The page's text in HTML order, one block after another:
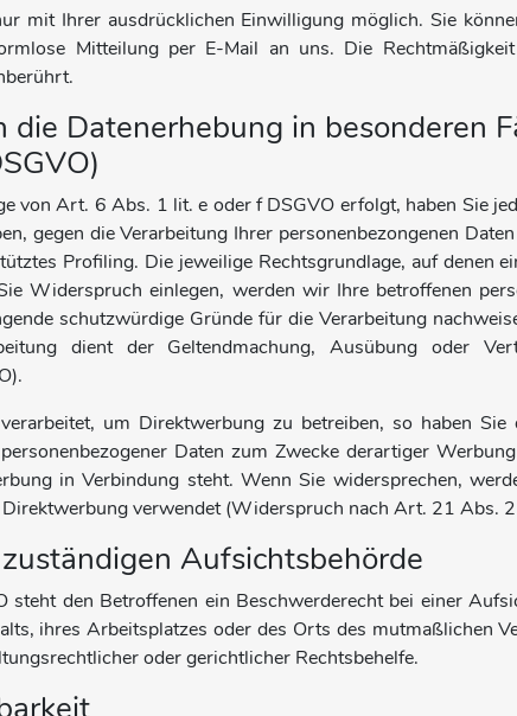
mit Ihrer ausdrücklichen Einwilligung möglich. Sie
Mitteilung per E-Mail an uns. Die
Datenerhebung in besonderen
von Art. 6 Abs. 1 lit. e oder f DSGVO erfolgt, haben Sie
gegen die Verarbeitung Ihrer personenbezongenen
Profiling. Die jeweilige Rechtsgrundlage, auf denen
Widerspruch einlegen, werden wir Ihre betroffenen
schutzwürdige Gründe für die Verarbeitung
dient der Geltendmachung, Ausübung oder
um Direktwerbung zu betreiben, so haben
Daten zum Zwecke derartiger
in Verbindung steht. Wenn Sie widersprechen,
verwendet (Widerspruch nach Art. 21 Abs.
Aufsichtsbehörde
steht den Betroffenen ein Beschwerderecht bei einer
ihres Arbeitsplatzes oder des Orts des mutmaßlichen
oder gerichtlicher Rechtsbehelfe.